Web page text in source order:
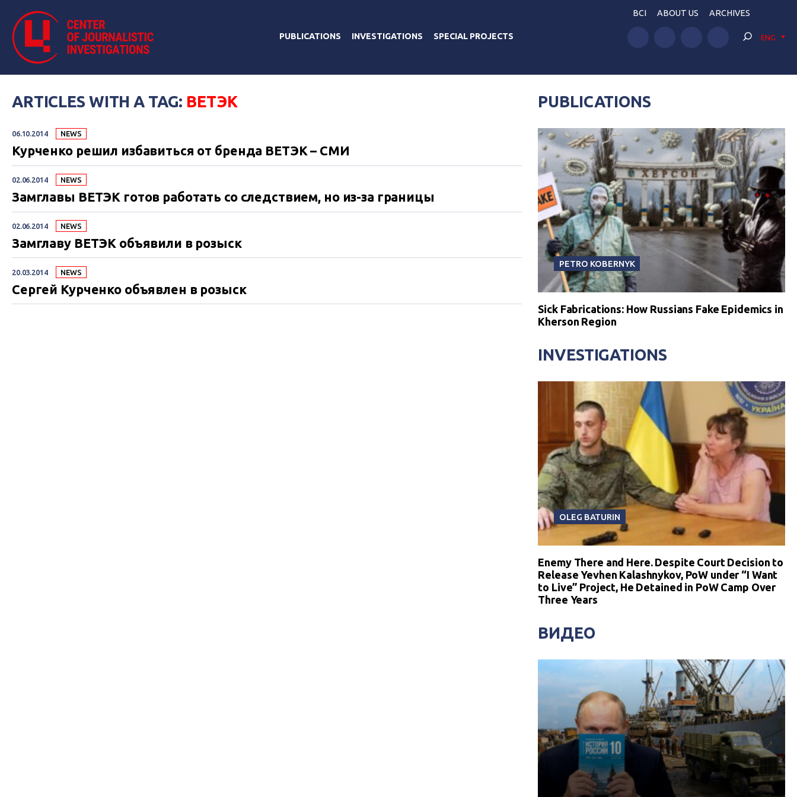
PUBLICATIONS INVESTIGATIONS SPECIAL PROJECTS
BCI ABOUT US ARCHIVES
ENG
ARTICLES WITH A TAG: ВЕТЭК
06.10.2014 NEWS
Курченко решил избавиться от бренда ВЕТЭК – СМИ
02.06.2014 NEWS
Замглавы ВЕТЭК готов работать со следствием, но из-за границы
02.06.2014 NEWS
Замглаву ВЕТЭК объявили в розыск
20.03.2014 NEWS
Сергей Курченко объявлен в розыск
PUBLICATIONS
PETRO KOBERNYK
Sick Fabrications: How Russians Fake Epidemics in
Kherson Region
INVESTIGATIONS
OLEG BATURIN
Enemy There and Here. Despite Court Decision to
Release Yevhen Kalashnykov, PoW under “I Want
to Live” Project, He Detained in PoW Camp Over
Three Years
ВИДЕО